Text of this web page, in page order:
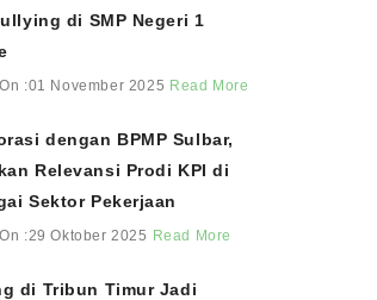
di SMP Negeri 1
:01 November 2025 Read More
dengan BPMP Sulbar,
Relevansi Prodi KPI di
Sektor Pekerjaan
:29 Oktober 2025 Read More
di Tribun Timur Jadi